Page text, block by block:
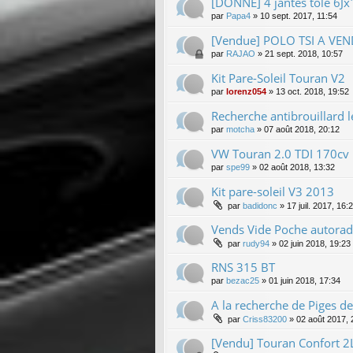
par Papa4 » 10 sept. 2017, 11:54
[Vendue] POLO TSI A
par RAJAO » 21 sept. 2018, 10:57
Kit Pare-Soleil Touran V2
par lorenz054 » 13 oct. 2018, 19:52
Recherche antibrouillard
par motcha » 07 août 2018, 20:12
VW Touran 2.0 TDI 170cv
par spe99 » 02 août 2018, 13:32
Kit pare-soleil V3 2013
par badidonc » 17 juil. 2017,
Vends Vide Poche
par rudy94 » 02 juin 2018, 19:23
RNS 315 BT
par bezac25 » 01 juin 2018, 17:34
A la recherche de Piges
par Criss83200 » 02 août 2017,
[Vendu] Touran Confort